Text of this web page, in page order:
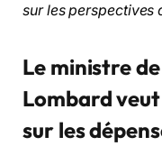
sur les perspectives
Le ministre
Lombard
sur les